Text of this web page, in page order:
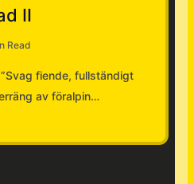
II
Read
fiende, fullständigt
av föralpin…